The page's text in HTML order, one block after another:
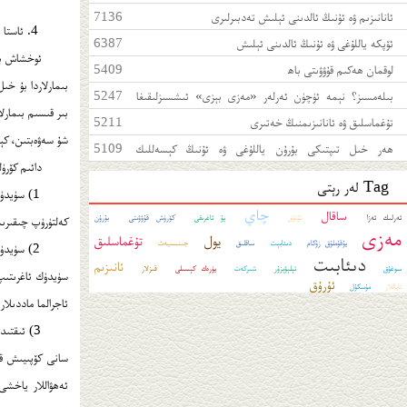
7136
ئانانىزىم ۋە ئۇنىڭ ئالدىنى ئېلىش تەدبىرلىرى
6387
ئۆپكە ياللۇغى ۋە ئۇنىڭ ئالدىنى ئېلىش
5409
لوقمان ھەكىم قۇۋۋىتى باھ
5247
بىلەمسىز؟ نېمە ئۈچۈن ئەرلەر «مەزى بېزى» ئىشسىزلىقىغا
بەرداشلىق بېرەلمەيدۇ؟
5211
تۇغماسلىق ۋە ئانانىزىمنىڭ خەتىرى
5109
ھەر خىل تىپتىكى بۇرۇن ياللۇغى ۋە ئۇنىڭ كېسەللىك
ئالامەتلىرى
Tag لەر رېتى
ئەرلىك ئەزا ساقال ئۇتۇق چاي پۇ ئاغرىقى كۆرۈش قۇۋۋىتى بۇرۇن
مەزى يۇقۇملۇق زۇكام دىئابېت ساقلىق يول جىنسىيەت تۇغماسلىق
سوغۇق دىئابىت تېلېۋېزۇر شىركەت يۈرەك كېسىلى قىزلار ئانىزىم
ئاياللار مۇسكۇل ئۇرۇق
ئوخشاش
بىمارلاردا بۇ
بىر قىسىم
شۇ سەۋەبتىن،
دائىم
1)
كەلتۈرۈپ
2)
سۈيدۈك
ئاجرالما
3)
سانى كۆپىيىش